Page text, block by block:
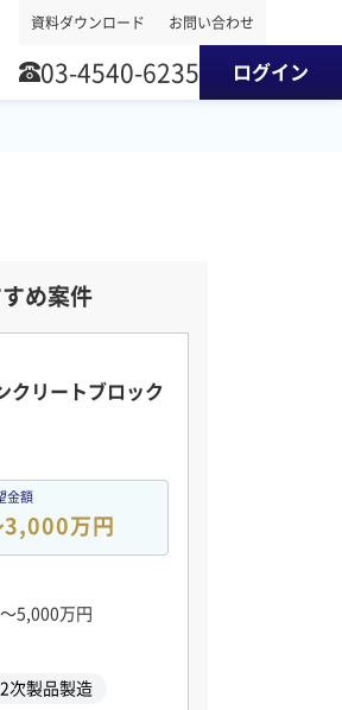
資料ダウンロード お問い合わせ
03-4540-6235 ログイン
め案件
クリートブロック
金額
万円
5,000万円
次製品製造